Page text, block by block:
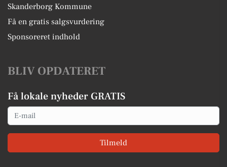
Skanderborg Kommune
Få en gratis salgsvurdering
Sponsoreret indhold
BLIV OPDATERET
Få lokale nyheder GRATIS
Email
Tilmeld